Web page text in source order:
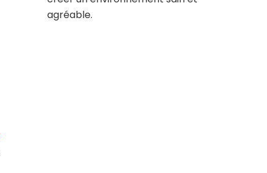
agréable.